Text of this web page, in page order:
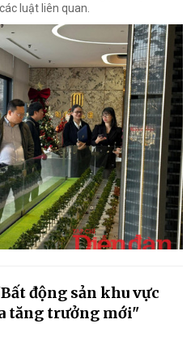
luật liên quan.
động sản khu vực
tăng trưởng mới"